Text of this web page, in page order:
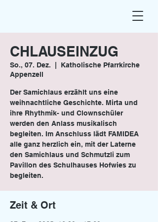
CHLAUSEINZUG
So., 07. Dez.
Katholische Pfarrkirche
Appenzell
Der Samichlaus erzählt uns eine
weihnachtliche Geschichte. Mirta und
ihre Rhythmik- und Clownschüler
werden den Anlass musikalisch
begleiten. Im Anschluss lädt FAMIDEA
alle ganz herzlich ein, mit der Laterne
den Samichlaus und Schmutzli zum
Pavillon des Schulhauses Hofwies zu
begleiten.
Zeit & Ort